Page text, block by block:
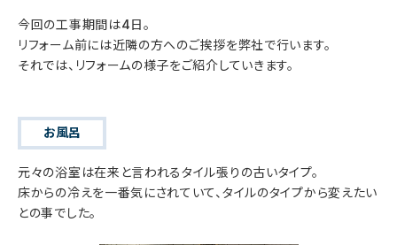
今回の工事期間は4日。
リフォーム前には近隣の方へのご挨拶を弊社で行います。
それでは、リフォームの様子をご紹介していきます。
お風呂
元々の浴室は在来と言われるタイル張りの古いタイプ。
床からの冷えを一番気にされていて、タイルのタイプから変えたい
との事でした。